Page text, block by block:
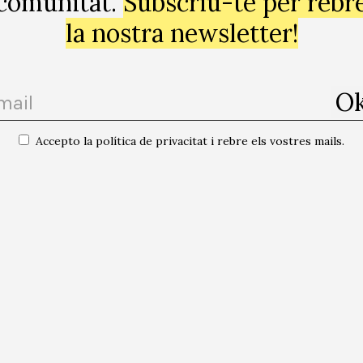
manera, a través del muntatge sonor es
relació amb la imatge -tant estàtica com en
material sonor de manera semblant a la imatge en
obres que va presentar a Barcelona:Corps Flottants
Sanaa, passages en noir(Passatges a negre) (2007) 7′,
(Cançó cega)
allà on siguin, en unes muntanyes al Japó o en
per seqüències entre imatges i sons que fan
Peces que, dins del seu formalisme, deixen
artistes sonors i els seus respectius
de música electrònica en general.
també ha deixat enrere les seves rígides
la nostra newsletter!
Accepto la política de privacitat i rebre els vostres mails.